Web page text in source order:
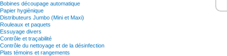
Bobines découpage automatique
Papier hygiènique
Distributeurs Jumbo (Mini et Maxi)
Rouleaux et paquets
Essuyage divers
Contrôle et traçabilité
Contrôle du nettoyage et de la désinfection
Plats témoins et rangements